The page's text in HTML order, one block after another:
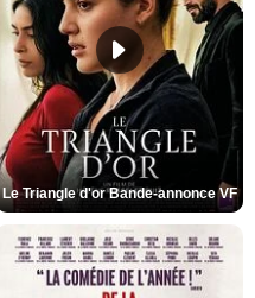
Le Triangle d'or Bande-annonce VF